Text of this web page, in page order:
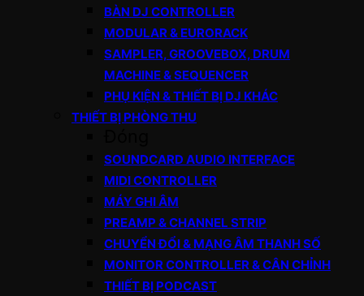
BÀN DJ CONTROLLER
MODULAR & EURORACK
SAMPLER, GROOVEBOX, DRUM
MACHINE & SEQUENCER
PHỤ KIỆN & THIẾT BỊ DJ KHÁC
THIẾT BỊ PHÒNG THU
SOUNDCARD AUDIO INTERFACE
MIDI CONTROLLER
MÁY GHI ÂM
PREAMP & CHANNEL STRIP
CHUYỂN ĐỔI & MẠNG ÂM THANH SỐ
MONITOR CONTROLLER & CÂN CHỈNH
THIẾT BỊ PODCAST